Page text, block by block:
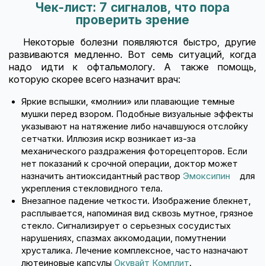
Чек-лист: 7 сигналов, что пора
проверить зрение
Некоторые болезни появляются быстро, другие
развиваются медленно. Вот семь ситуаций, когда
надо идти к офтальмологу. А также помощь,
которую скорее всего назначит врач:
Яркие вспышки, «молнии» или плавающие темные
мушки перед взором. Подобные визуальные эффекты
указывают на натяжение либо начавшуюся отслойку
сетчатки. Иллюзия искр возникает из-за
механического раздражения фоторецепторов. Если
нет показаний к срочной операции, доктор может
назначить антиоксидантный раствор Эмоксипин
для
укрепления стекловидного тела.
Внезапное падение четкости. Изображение блекнет,
расплывается, напоминая вид сквозь мутное, грязное
стекло. Сигнализирует о серьезных сосудистых
нарушениях, спазмах аккомодации, помутнении
хрусталика. Лечение комплексное, часто назначают
лютеиновые капсулы Окувайт Комплит.